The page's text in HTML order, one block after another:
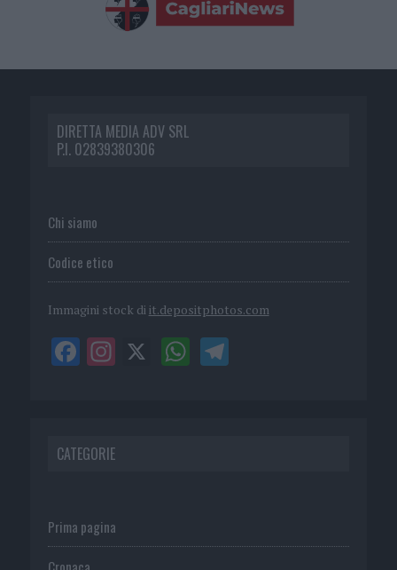
DIRETTA MEDIA ADV SRL
P.I. 02839380306
Chi siamo
Codice etico
Immagini stock di it.depositphotos.com
CATEGORIE
Prima pagina